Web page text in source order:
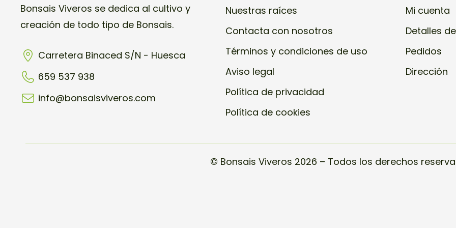
Bonsais Viveros se dedica al cultivo y
creación de todo tipo de Bonsais.
Carretera Binaced S/N - Huesca
659 537 938
info@bonsaisviveros.com
Nuestras raíces
Contacta con nosotros
Términos y condiciones de uso
Aviso legal
Política de privacidad
Política de cookies
Mi cuenta
Detalles
Pedidos
Dirección
© Bonsais Viveros 2026 – Todos los derechos